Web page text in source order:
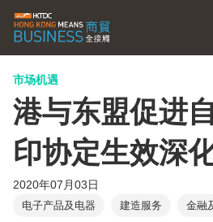
市场机遇
港与东盟促进
印协定生效深
2020年07月03日
电子产品及电器 建造服务 金融